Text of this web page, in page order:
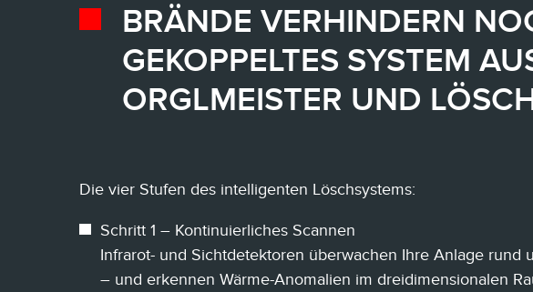
BRÄNDE VERHINDERN
GEKOPPELTES SYSTEM
ORGLMEISTER UND
Die vier Stufen des intelligenten Löschsystems:
Schritt 1 – Kontinuierliches Scannen
Infrarot- und Sichtdetektoren überwachen Ihre Anlage
– und erkennen Wärme-Anomalien im dreidimensionalen